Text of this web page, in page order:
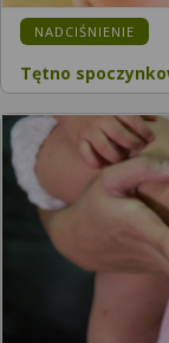
KATEGORIA:
NADCIŚNIENIE
Tętno